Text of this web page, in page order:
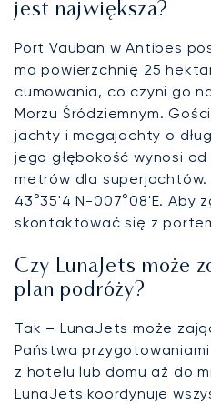
jest największa?
Port Vauban w Antibes
ma powierzchnię 25
cumowania, co czyni go
Morzu Śródziemnym.
jachty i megajachty o
jego głębokość wynosi
metrów dla
43°35'4 N-007°08'E. Aby
skontaktować się z
Czy LunaJets może
plan podróży?
Tak – LunaJets może
Państwa
z hotelu lub domu aż do
LunaJets koordynuje